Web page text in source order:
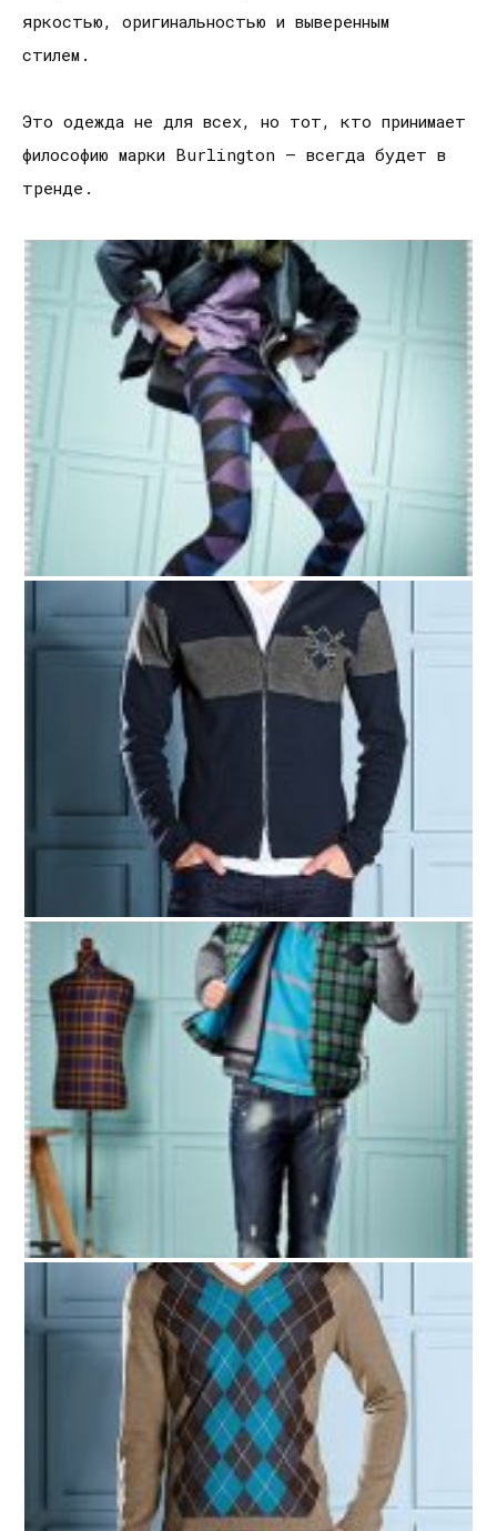
яркостью, оригинальностью и выверенным
стилем.
Это одежда не для всех, но тот, кто принимает
философию марки Burlington – всегда будет в
тренде.